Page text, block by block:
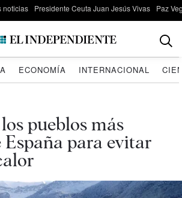
noticias Presidente Ceuta Juan Jesús Vivas Paz
ECONOMÍA INTERNACIONAL
pueblos más
España para evitar